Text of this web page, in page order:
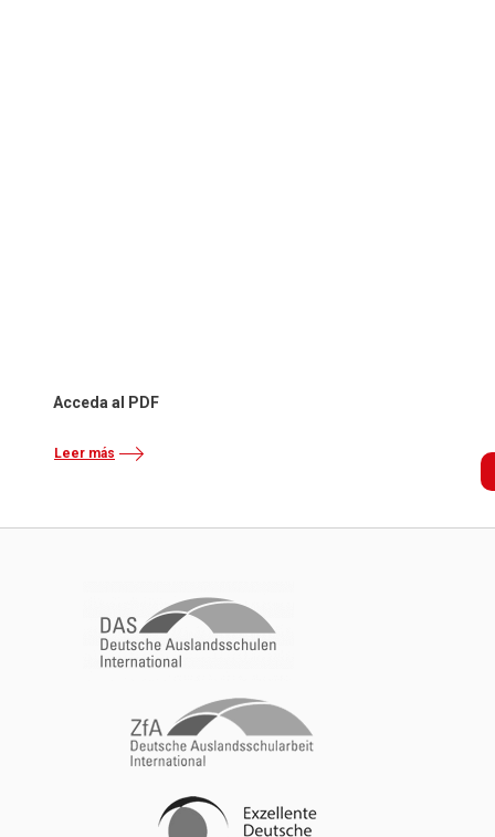
Acceda al PDF
Leer más